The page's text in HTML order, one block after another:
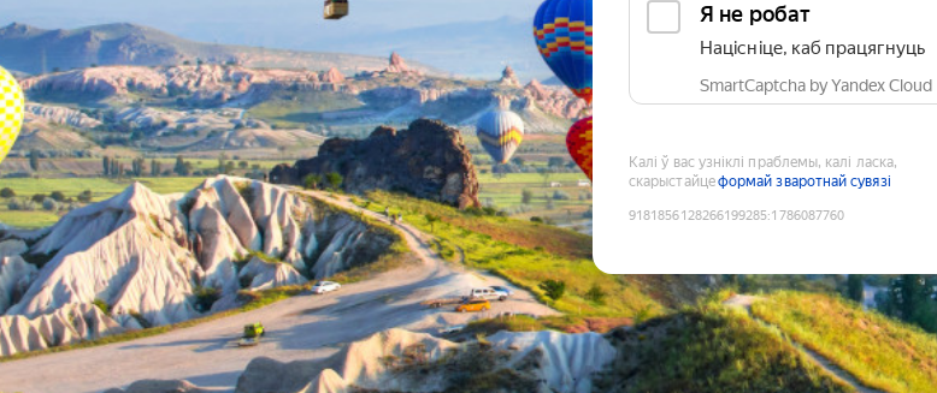
Я не робат
Націсніце, каб працягнуць
SmartCaptcha by Yandex Cloud
Калі ў вас узніклі праблемы, калі ласка,
скарыстайцеформай зваротнай сувязі
9181856128266199285:1786087760